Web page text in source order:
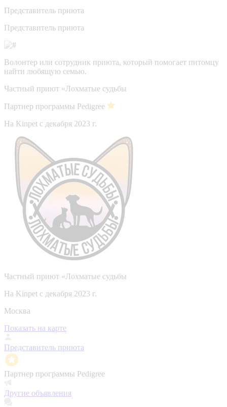
Представитель приюта
Представитель приюта
Волонтер или сотрудник приюта, который помогает питомцу
найти любящую семью.
Частный приют «Лохматые судьбы
Партнер программы Pedigree
На Kinpet c декабря 2023 г.
Частный приют «Лохматые судьбы
На Kinpet c декабря 2023 г.
Москва
Показать на карте
Представитель приюта
Партнер программы Pedigree
Другие объявления